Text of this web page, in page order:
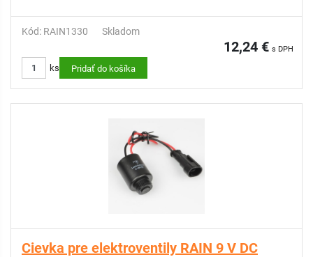
Kód: RAIN1330 Skladom
12,24 € s DPH
ks Pridať do košíka
Cievka pre elektroventily RAIN 9 V DC